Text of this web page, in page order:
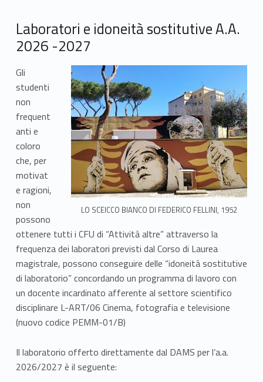
L
a
b
o
r
a
t
o
r
i
d
e
l
o
Laboratori e idoneità sostitutive A.A.
2026 -2027
LO SCEICCO BIANCO DI FEDERICO FELLINI, 1952
Gli
studenti
non
frequent
anti e
coloro
che, per
motivat
e ragioni,
non
possono
ottenere tutti i CFU di “Attività altre” attraverso la
frequenza dei laboratori previsti dal Corso di Laurea
magistrale, possono conseguire delle “idoneità sostitutive
di laboratorio” concordando un programma di lavoro con
un docente incardinato afferente al settore scientifico
disciplinare L-ART/06 Cinema, fotografia e televisione
(nuovo codice PEMM-01/B)
Il laboratorio offerto direttamente dal DAMS per l’a.a.
2026/2027 è il seguente: